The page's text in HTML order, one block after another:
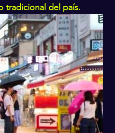
tradicional del país.